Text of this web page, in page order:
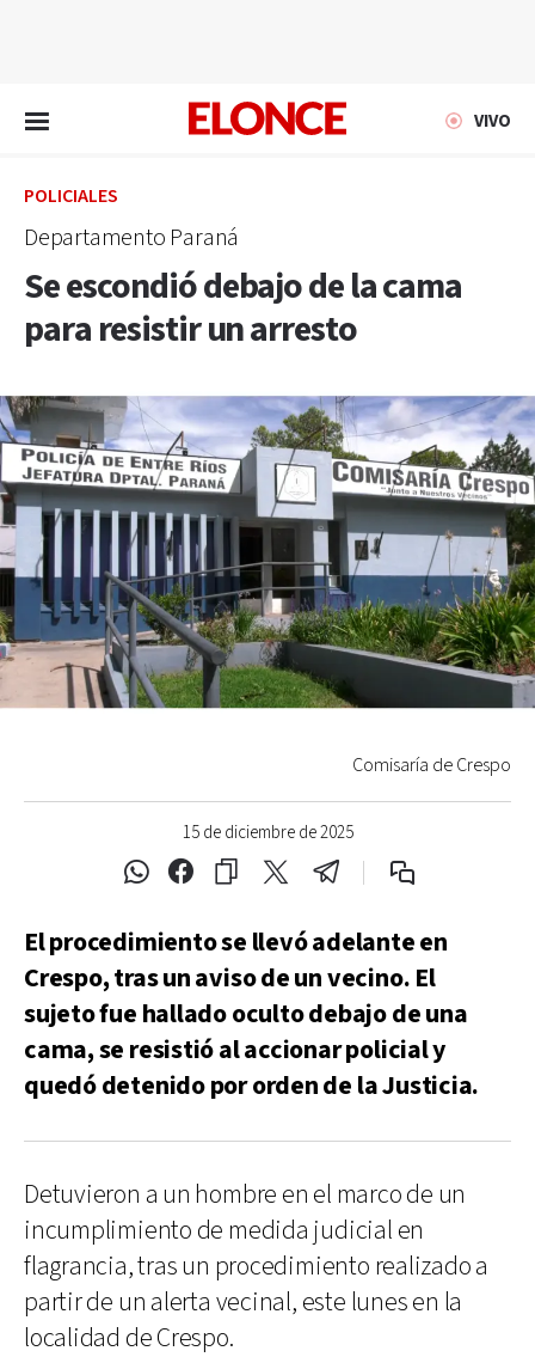
VIVO
POLICIALES
Departamento Paraná
Se escondió debajo de la cama
para resistir un arresto
15 de diciembre de 2025
Comisaría de Crespo
El procedimiento se llevó adelante en
Crespo, tras un aviso de un vecino. El
sujeto fue hallado oculto debajo de una
cama, se resistió al accionar policial y
quedó detenido por orden de la Justicia.
Detuvieron a un hombre en el marco de un
incumplimiento de medida judicial en
flagrancia, tras un procedimiento realizado a
partir de un alerta vecinal, este lunes en la
localidad de Crespo.